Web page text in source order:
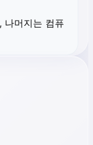
나머지는 컴퓨